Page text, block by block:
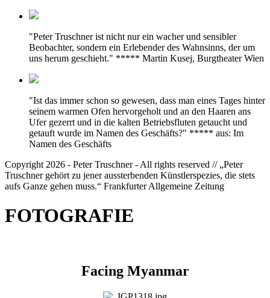
"Peter Truschner ist nicht nur ein wacher und sensibler
Beobachter, sondern ein Erlebender des Wahnsinns, der um
uns herum geschieht." ***** Martin Kusej, Burgtheater Wien
"Ist das immer schon so gewesen, dass man eines Tages hinter
seinem warmen Ofen hervorgeholt und an den Haaren ans
Ufer gezerrt und in die kalten Betriebsfluten getaucht und
getauft wurde im Namen des Geschäfts?" ***** aus: Im
Namen des Geschäfts
Copyright 2026 - Peter Truschner - All rights reserved // „Peter
Truschner gehört zu jener aussterbenden Künstlerspezies, die stets
aufs Ganze gehen muss.“ Frankfurter Allgemeine Zeitung
FOTOGRAFIE
Facing Myanmar